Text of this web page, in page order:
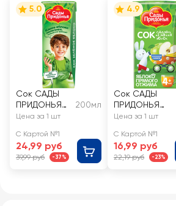
5.0
Сок САДЫ
ПРИДОНЬЯ
Зеленое
месяцев
200мл
Цена за 1 шт
С Картой №1
24,99 руб
39,99 руб -37%
4.9
Сок САДЫ
ПРИДОНЬЯ
Яблоко
отжима, с 4
месяцев
Цена за 1 шт
С Картой №1
16,99 руб
22,19 руб -23%